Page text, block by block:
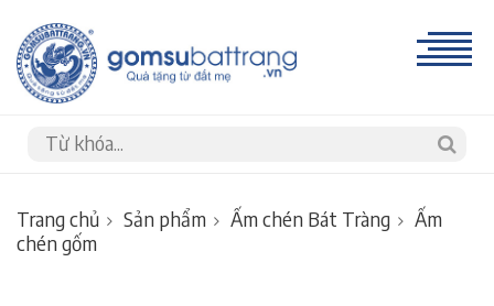
Trang chủ Sản phẩm Ấm chén Bát Tràng
Ấm
chén gốm